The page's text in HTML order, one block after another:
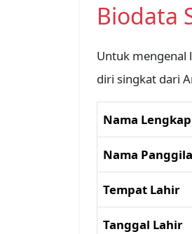
Biodata
Untuk mengenal
diri singkat dari
Nama Lengkap
Nama
Tempat Lahir
Tanggal Lahir